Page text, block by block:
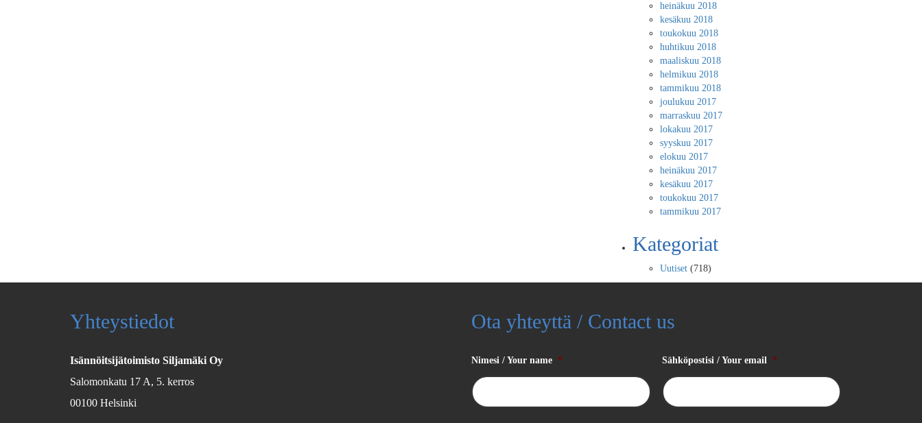
heinäkuu 2018
kesäkuu 2018
toukokuu 2018
huhtikuu 2018
maaliskuu 2018
helmikuu 2018
tammikuu 2018
joulukuu 2017
marraskuu 2017
lokakuu 2017
syyskuu 2017
elokuu 2017
heinäkuu 2017
kesäkuu 2017
toukokuu 2017
tammikuu 2017
Kategoriat
Uutiset (718)
Yhteystiedot
Isännöitsijätoimisto Siljamäki Oy
Salomonkatu 17 A, 5. kerros
00100 Helsinki
Ota yhteyttä / Contact us
Nimesi / Your name * Sähköpostisi / Your email *